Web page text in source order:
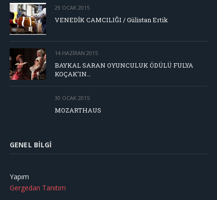
29 OCAK 2015
VENEDİK CAMCILIĞI / Gülistan Ertik
14 HAZIRAN 2015
BAYKAL SARAN OYUNCULUK ÖDÜLÜ FULYA
KOÇAK’IN…
30 OCAK 2015
MOZARTHAUS
GENEL BILGI
Yapım
Gergedan Tanıtım